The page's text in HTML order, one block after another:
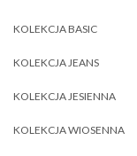
KOLEKCJA BASIC
KOLEKCJA JEANS
KOLEKCJA JESIENNA
KOLEKCJA WIOSENNA